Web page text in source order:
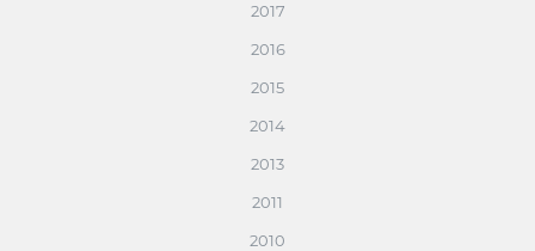
2017
2016
2015
2014
2013
2011
2010